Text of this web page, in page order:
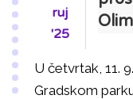
ruj
'25
U četvrtak, 11.
Gradskom